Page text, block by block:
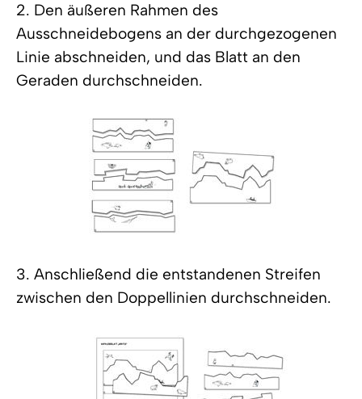
2. Den äußeren Rahmen des
Ausschneidebogens an der durchgezogenen
Linie abschneiden, und das Blatt an den
Geraden durchschneiden.
3. Anschließend die entstandenen Streifen
zwischen den Doppellinien durchschneiden.